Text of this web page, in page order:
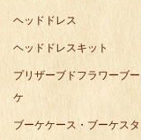
ヘッドドレス
ヘッドドレスキット
プリザーブドフラワーブー
ケ
ブーケケース・ブーケスタ